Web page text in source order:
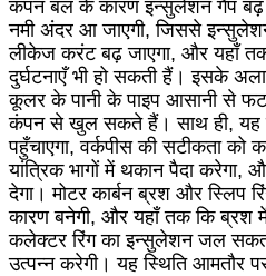
कंपन बल के कारण इन्सुलेशन गैप बढ़
नमी अंदर आ जाएगी, जिससे
लीकेज करंट बढ़ जाएगा, और यहाँ
दुर्घटनाएँ भी हो सकती हैं। इसके
कूलर के पानी के पाइप आसानी से
कंपन से खुल सकते हैं। साथ ही, यह
पहुँचाएगा, वर्कपीस की सटीकता
यांत्रिक भागों में थकान पैदा करेगा,
देगा। मोटर कार्बन ब्रश और स्लिप
कारण बनेगी, और यहाँ तक कि
कलेक्टर रिंग का इन्सुलेशन जल
उत्पन्न करेगी। यह स्थिति आमतौर